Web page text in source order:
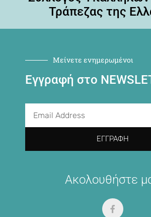
Τράπεζας της
Μείνετε ενημερωμένοι
Εγγραφή στο
ΕΓΓΡΑΦΉ
Ακολουθήστε